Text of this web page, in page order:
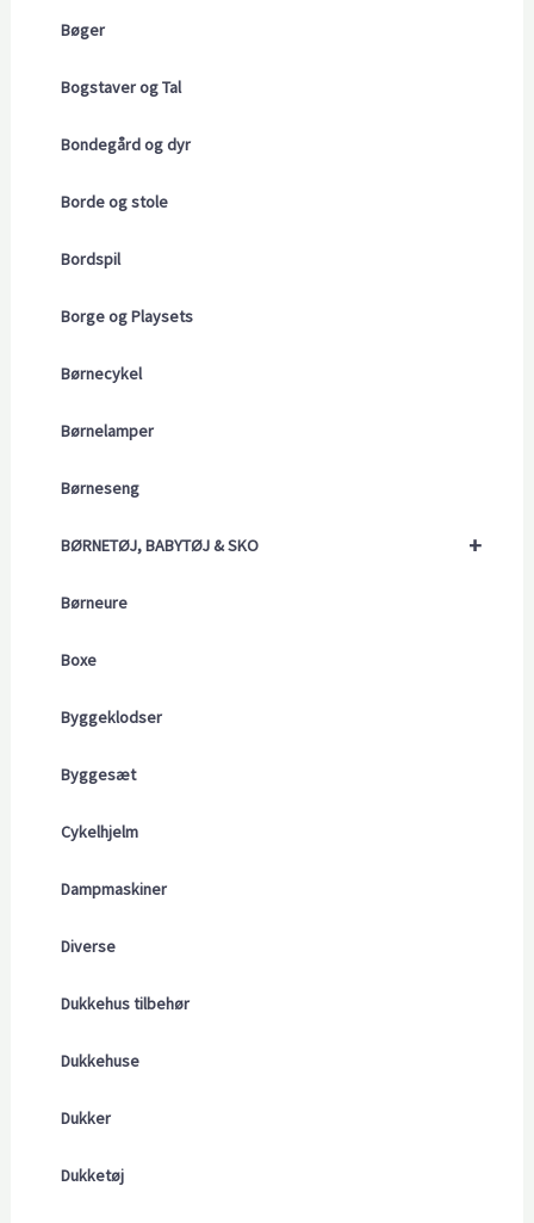
Bøger
Bogstaver og Tal
Bondegård og dyr
Borde og stole
Bordspil
Borge og Playsets
Børnecykel
Børnelamper
Børneseng
+
BØRNETØJ, BABYTØJ & SKO
Børneure
Boxe
Byggeklodser
Byggesæt
Cykelhjelm
Dampmaskiner
Diverse
Dukkehus tilbehør
Dukkehuse
Dukker
Dukketøj